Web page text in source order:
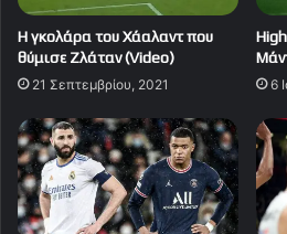
Η γκολάρα του Χάαλαντ που
θύμισε Ζλάταν (Video)
21 Σεπτεμβρίου, 2021 6